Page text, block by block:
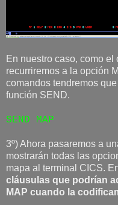
En nuestro caso, como
recurriremos a la opción
comandos tendremos
función SEND.
SEND MAP
3º) Ahora pasaremos a
mostrarán todas las
mapa al terminal CICS.
cláusulas que podrían
MAP cuando la